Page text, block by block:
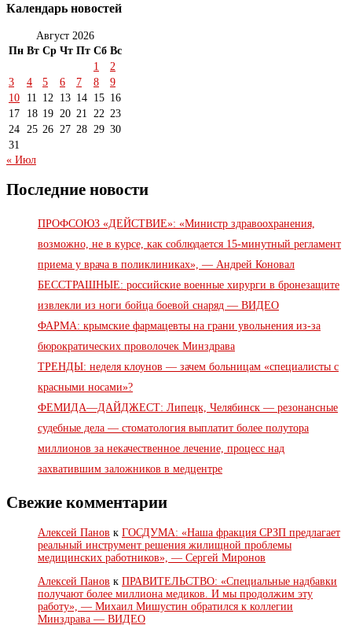
Календарь новостей
Август 2026
Пн Вт Ср Чт Пт Сб Вс
1
2
3
4 5 6 7 8
9
10
11 12 13 14 15 16
17
18 19 20 21 22 23
24
25 26 27 28 29 30
31
« Июл
Последние новости
ПРОФСОЮЗ «ДЕЙСТВИЕ»: «Министр здравоохранения,
возможно, не в курсе, как соблюдается 15-минутный регламент
приема у врача в поликлиниках», — Андрей Коновал
БЕССТРАШНЫЕ: российские военные хирурги в бронезащите
извлекли из ноги бойца боевой снаряд — ВИДЕО
ФАРМА: крымские фармацевты на грани увольнения из-за
бюрократических проволочек Минздрава
ТРЕНДЫ: неделя клоунов — зачем больницам «специалисты с
красными носами»?
ФЕМИДА—ДАЙДЖЕСТ: Липецк, Челябинск — резонансные
судебные дела — стоматология выплатит более полутора
миллионов за некачественное лечение, процесс над
захватившим заложников в медцентре
Свежие комментарии
Алексей Панов к ГОСДУМА: «Наша фракция СРЗП предлагает
реальный инструмент решения жилищной проблемы
медицинских работников», — Сергей Миронов
Алексей Панов к ПРАВИТЕЛЬСТВО: «Специальные надбавки
получают более миллиона медиков. И мы продолжим эту
работу», — Михаил Мишустин обратился к коллегии
Минздрава — ВИДЕО